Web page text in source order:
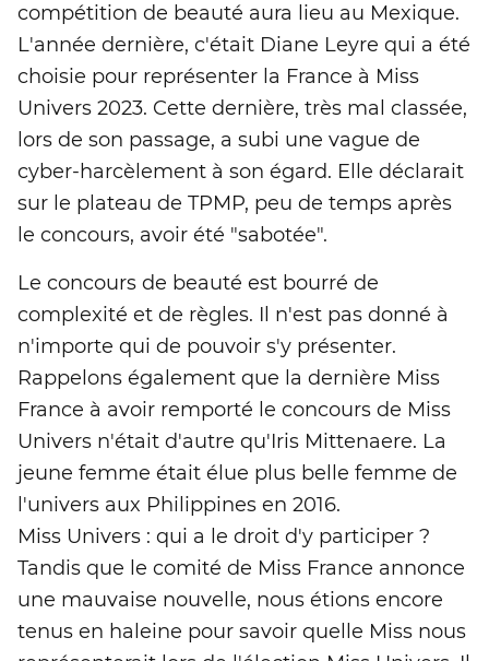
compétition de beauté aura lieu au Mexique.
L'année dernière, c'était Diane Leyre qui a été
choisie pour représenter la France à Miss
Univers 2023. Cette dernière, très mal classée,
lors de son passage, a subi une vague de
cyber-harcèlement à son égard. Elle déclarait
sur le plateau de TPMP, peu de temps après
le concours, avoir été "sabotée".
Le concours de beauté est bourré de
complexité et de règles. Il n'est pas donné à
n'importe qui de pouvoir s'y présenter.
Rappelons également que la dernière Miss
France à avoir remporté le concours de Miss
Univers n'était d'autre qu'Iris Mittenaere. La
jeune femme était élue plus belle femme de
l'univers aux Philippines en 2016.
Miss Univers : qui a le droit d'y participer ?
Tandis que le comité de Miss France annonce
une mauvaise nouvelle, nous étions encore
tenus en haleine pour savoir quelle Miss nous